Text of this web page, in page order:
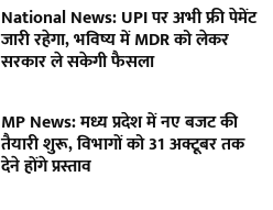
National News: UPI पर अभी फ्री पेमेंट
जारी रहेगा, भविष्य में MDR को लेकर
सरकार ले सकेगी फैसला
MP News: मध्य प्रदेश में नए बजट की
तैयारी शुरू, विभागों को 31 अक्टूबर तक
देने होंगे प्रस्ताव